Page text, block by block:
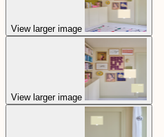
View larger image
View larger image